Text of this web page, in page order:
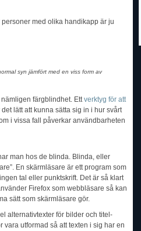
med olika handikapp är ju
syn jämfört med en viss form av
färgblindhet. Ett verktyg för att
det lätt att kunna sätta sig in i hur svårt
i vissa fall påverkar användbarheten
man hos de blinda. Blinda, eller
En skärmläsare är ett program som
tal eller punktskrift. Det är så klart
Firefox som webbläsare så kan
sätt som skärmläsare gör.
alternativtexter för bilder och titel-
vara utformad så att texten i sig har en